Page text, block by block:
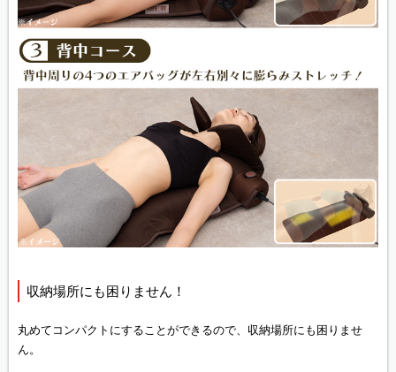
収納場所にも困りません！
丸めてコンパクトにすることができるので、収納場所にも困りませ
ん。